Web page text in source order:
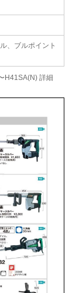
、ブルポイント
H41SA(N) 詳細